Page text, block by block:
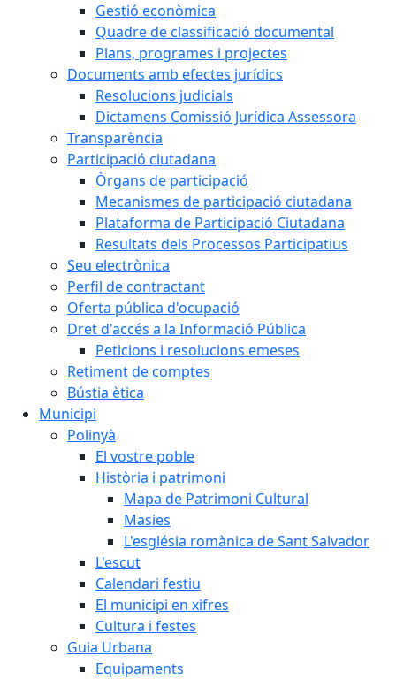
Gestió econòmica
Quadre de classificació documental
Plans, programes i projectes
Documents amb efectes jurídics
Resolucions judicials
Dictamens Comissió Jurídica Assessora
Transparència
Participació ciutadana
Òrgans de participació
Mecanismes de participació ciutadana
Plataforma de Participació Ciutadana
Resultats dels Processos Participatius
Seu electrònica
Perfil de contractant
Oferta pública d'ocupació
Dret d'accés a la Informació Pública
Peticions i resolucions emeses
Retiment de comptes
Bústia ètica
Municipi
Polinyà
El vostre poble
Història i patrimoni
Mapa de Patrimoni Cultural
Masies
L'església romànica de Sant Salvador
L'escut
Calendari festiu
El municipi en xifres
Cultura i festes
Guia Urbana
Equipaments